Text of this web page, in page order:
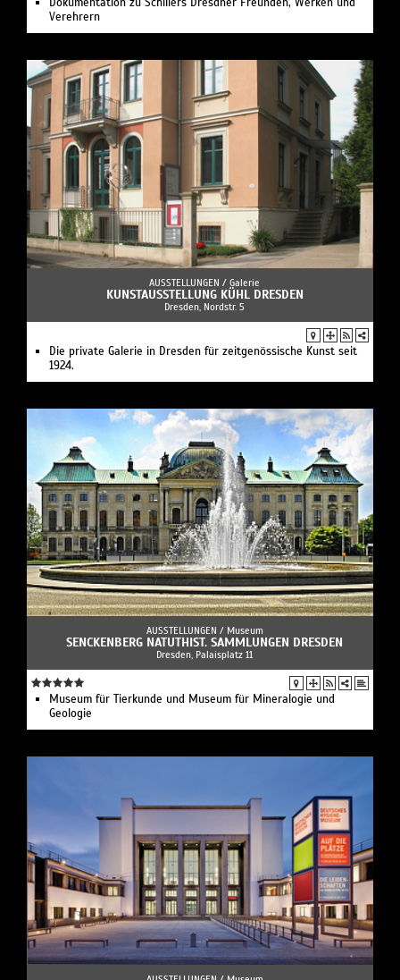
Verehrern
AUSSTELLUNGEN / Galerie
KUNSTAUSSTELLUNG KÜHL DRESDEN
Dresden, Nordstr. 5
Die private Galerie in Dresden für zeitgenössische Kunst seit
1924.
AUSSTELLUNGEN / Museum
SENCKENBERG NATUTHIST. SAMMLUNGEN DRESDEN
Dresden, Palaisplatz 11
Museum für Tierkunde und Museum für Mineralogie und
Geologie